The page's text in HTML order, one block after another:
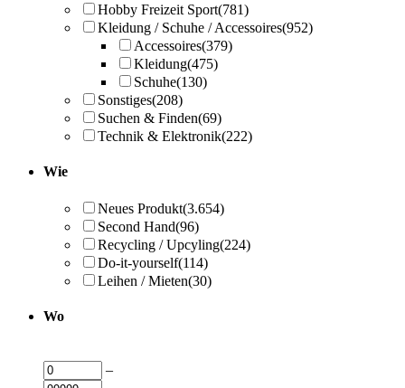
Hobby Freizeit Sport(781)
Kleidung / Schuhe / Accessoires(952)
Accessoires(379)
Kleidung(475)
Schuhe(130)
Sonstiges(208)
Suchen & Finden(69)
Technik & Elektronik(222)
Wie
Neues Produkt(3.654)
Second Hand(96)
Recycling / Upcyling(224)
Do-it-yourself(114)
Leihen / Mieten(30)
Wo
–